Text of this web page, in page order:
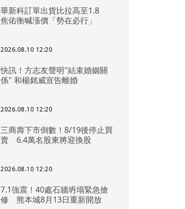
華新科訂單出貨比拉高至1.8
焦佑衡喊漲價「勢在必行」
2026.08.10 12:20
快訊！方志友聲明"結束婚姻關
係" 和楊銘威宣告離婚
2026.08.10 12:20
三商壽下市倒數！8/19後停止買
賣 6.4萬名股東將迎換股
2026.08.10 12:20
7.1強震！40處石牆坍塌緊急搶
修 熊本城8月13日重新開放